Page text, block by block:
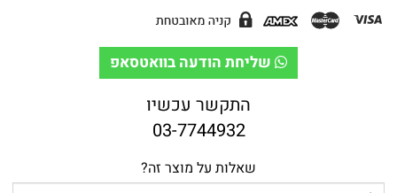
שליחת הודעה בוואטסאפ
התקשר עכשיו
03-7744932
שאלות על מוצר זה?